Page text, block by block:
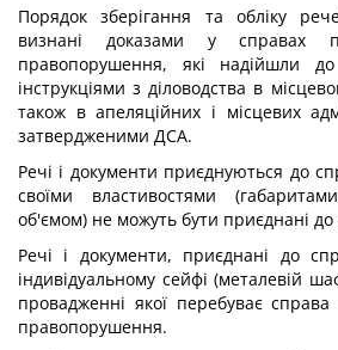
Порядок зберігання та обліку
визнані доказами у справах
правопорушення, які надійшли до
інструкціями з діловодства в
також в апеляційних і місцевих
затвердженими ДСА.
Речі і документи приєднуються до
своїми властивостями
об'ємом) не можуть бути приєднані
Речі і документи, приєднані до
індивідуальному сейфі (металевій
провадженні якої перебуває справа
правопорушення.